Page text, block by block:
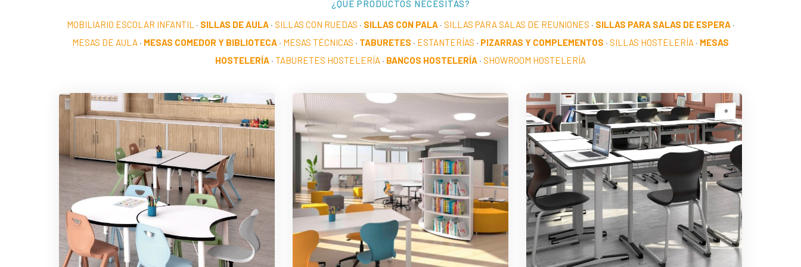
¿QUÉ PRODUCTOS NECESITAS?
MOBILIARIO ESCOLAR INFANTIL · SILLAS DE AULA· SILLAS CON RUEDAS · SILLAS CON PALA· SILLAS PARA SALAS DE REUNIONES · SILLAS PARA SALAS DE ESPERA·
MESAS DE AULA · MESAS COMEDOR Y BIBLIOTECA · MESAS TÉCNICAS · TABURETES · ESTANTERÍAS · PIZARRAS Y COMPLEMENTOS · SILLAS HOSTELERÍA · MESAS
HOSTELERÍA · TABURETES HOSTELERÍA · BANCOS HOSTELERÍA · SHOWROOM HOSTELERÍA